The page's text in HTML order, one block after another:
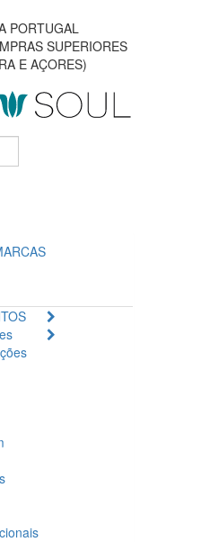
PORTUGAL
SUPERIORES
E AÇORES)